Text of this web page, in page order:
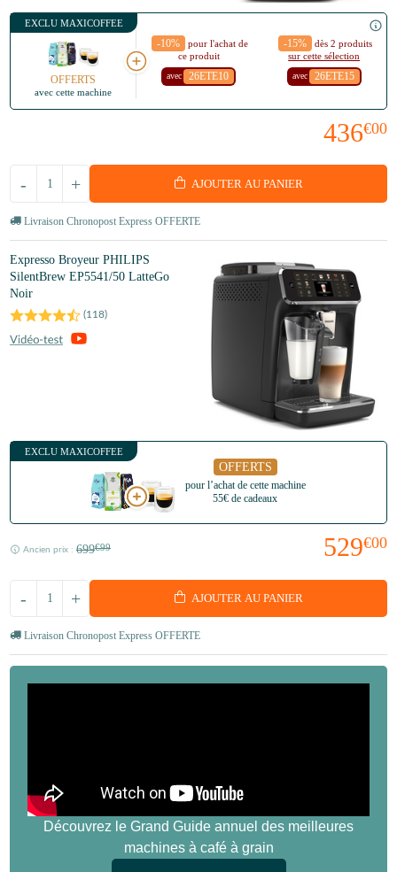
EXCLU MAXICOFFEE
OFFERTS
avec cette machine
-10%
pour l'achat de
ce produit
avec 26ETE10
-15%
dès 2 produits
sur cette sélection
avec 26ETE15
436€00
+
- AJOUTER AU PANIER
Livraison Chronopost Express OFFERTE
Expresso Broyeur PHILIPS
SilentBrew EP5541/50 LatteGo
Noir
(118)
EXCLU MAXICOFFEE
OFFERTS
pour l’achat de cette machine
55€ de cadeaux
529€00
Ancien prix : 699€99
+
- AJOUTER AU PANIER
Livraison Chronopost Express OFFERTE
Découvrez le Grand Guide annuel des meilleures
machines à café à grain